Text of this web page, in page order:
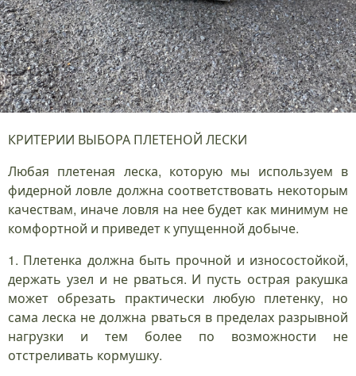
КРИТЕРИИ ВЫБОРА ПЛЕТЕНОЙ ЛЕСКИ
Любая плетеная леска, которую мы используем в
фидерной ловле должна соответствовать некоторым
качествам, иначе ловля на нее будет как минимум не
комфортной и приведет к упущенной добыче.
1. Плетенка должна быть прочной и износостойкой,
держать узел и не рваться. И пусть острая ракушка
может обрезать практически любую плетенку, но
сама леска не должна рваться в пределах разрывной
нагрузки и тем более по возможности не
отстреливать кормушку.